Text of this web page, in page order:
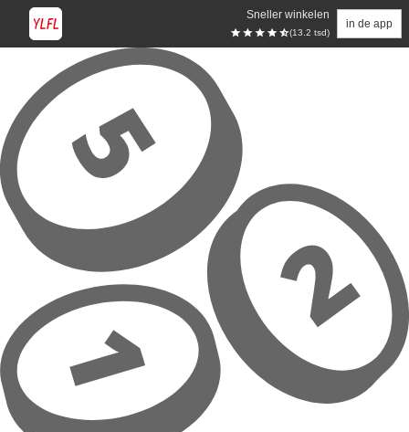
Sneller winkelen
(13.2 tsd)
in de app
Overslaan naar hoofdinhoud